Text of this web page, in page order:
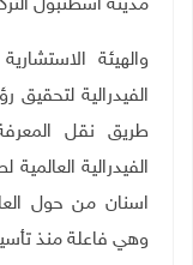
مدينة اسطنبول
والهيئة
الفيدرالية لتحقيق
طريق نقل
الفيدرالية
وهي فاعلة منذ